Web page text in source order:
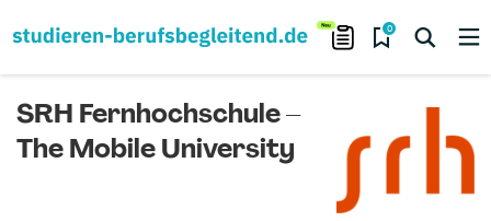
0
SRH Fernhochschule –
The Mobile University